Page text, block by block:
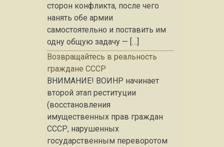
сторон конфликта, после чего
нанять обе армии
самостоятельно и поставить им
одну общую задачу — […]
Возвращайтесь в реальность
граждане СССР
ВНИМАНИЕ! ВОИНР начинает
второй этап реституции
(восстановления
имущественных прав граждан
СССР, нарушенных
государственным переворотом